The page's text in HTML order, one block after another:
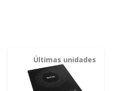
Últimas unidades